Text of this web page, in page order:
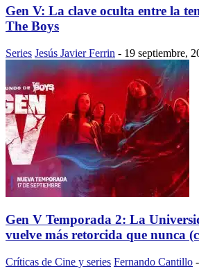
Gen V: La clave oculta entre la
The Boys
Series Jesús Javier Ferrin - 19 septiembre,
Gen V Temporada 2: La
vuelve más retorcida que nunca
Críticas de Cine y series Fernando Cantillo -